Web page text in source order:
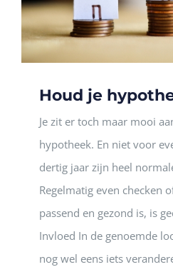
Houd je
Je zit er toch maar mooi
hypotheek. En niet voor
dertig jaar zijn heel
Regelmatig even checken
passend en gezond is, is
Invloed In de genoemde
nog wel eens iets